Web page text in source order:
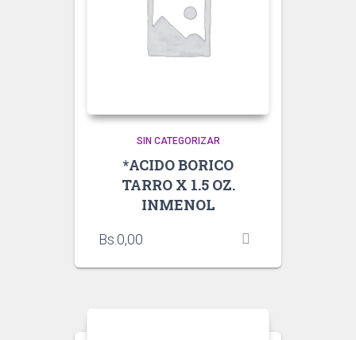
SIN CATEGORIZAR
*ACIDO BORICO
TARRO X 1.5 OZ.
INMENOL
Bs. 0,00